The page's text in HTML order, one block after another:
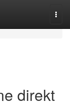
direkt